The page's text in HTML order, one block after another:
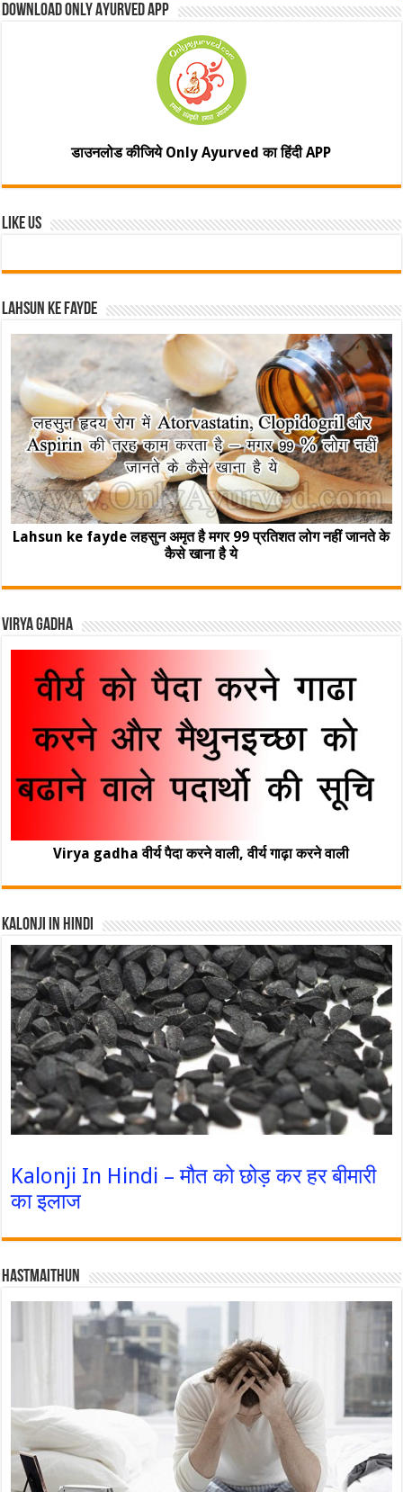
Download Only Ayurved App
डाउनलोड कीजिये Only Ayurved का हिंदी APP
Like Us
Lahsun ke fayde
Lahsun ke fayde लहसुन अमृत है मगर 99 प्रतिशत लोग नहीं जानते के
कैसे खाना है ये
Virya Gadha
Virya gadha वीर्य पैदा करने वाली, वीर्य गाढ़ा करने वाली
Kalonji In Hindi
Kalonji In Hindi – मौत को छोड़ कर हर बीमारी
का इलाज
Hastmaithun